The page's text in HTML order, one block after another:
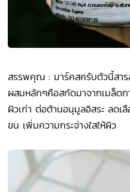
สรรพคุณ : มาร์คสครับตัวนี้สา
ผสมหลักๆคือสกัดมาจากเมล็ด
ผิวเก่า ต่อต้านอนุมูลอิสระ ลดเ
ขน เพิ่มความกระจ่างใสให้ผิว